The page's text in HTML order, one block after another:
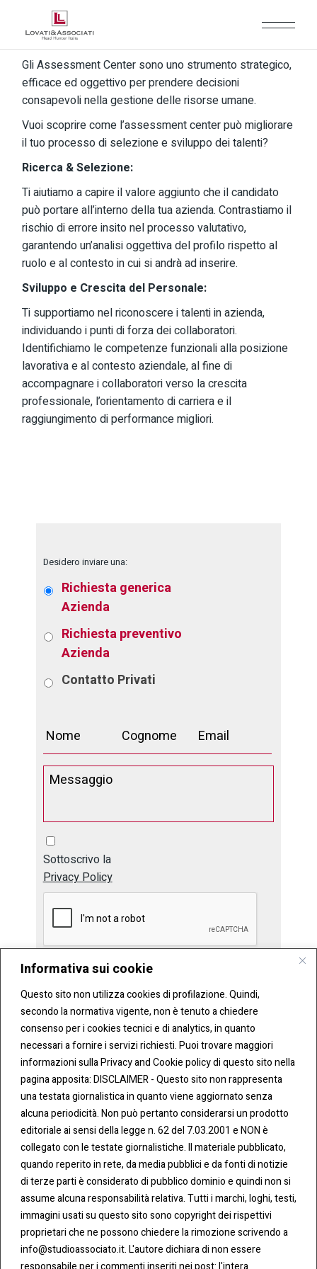
Informativa sui cookie
Questo sito non utilizza cookies di profilazione. Quindi,
secondo la normativa vigente, non è tenuto a chiedere
consenso per i cookies tecnici e di analytics, in quanto
necessari a fornire i servizi richiesti. Puoi trovare maggiori
informazioni sulla Privacy and Cookie policy di questo sito nella
pagina apposita: DISCLAIMER - Questo sito non rappresenta
una testata giornalistica in quanto viene aggiornato senza
alcuna periodicità. Non può pertanto considerarsi un prodotto
editoriale ai sensi della legge n. 62 del 7.03.2001 e NON è
collegato con le testate giornalistiche. Il materiale pubblicato,
quando reperito in rete, da media pubblici e da fonti di notizie
di terze parti è considerato di pubblico dominio e quindi non si
assume alcuna responsabilità relativa. Tutti i marchi, loghi, testi,
immagini usati su questo sito sono copyright dei rispettivi
proprietari che ne possono chiedere la rimozione scrivendo a
info@studioassociato.it. L'autore dichiara di non essere
Gli Assessment Center sono uno strumento strategico,
efficace ed oggettivo per prendere decisioni
consapevoli nella gestione delle risorse umane.
Vuoi scoprire come l’assessment center può migliorare
il tuo processo di selezione e sviluppo dei talenti?
Ricerca & Selezione:
Ti aiutiamo a capire il valore aggiunto che il candidato
può portare all’interno della tua azienda. Contrastiamo il
rischio di errore insito nel processo valutativo,
garantendo un’analisi oggettiva del profilo rispetto al
ruolo e al contesto in cui si andrà ad inserire.
Sviluppo e Crescita del Personale:
Ti supportiamo nel riconoscere i talenti in azienda,
individuando i punti di forza dei collaboratori.
Identifichiamo le competenze funzionali alla posizione
lavorativa e al contesto aziendale, al fine di
accompagnare i collaboratori verso la crescita
professionale, l’orientamento di carriera e il
raggiungimento di performance migliori.
Desidero inviare una:
Richiesta generica
Azienda
Richiesta preventivo
Azienda
Contatto Privati
Sottoscrivo la
Privacy Policy
CONT
ATTI
Tel:
0283438.482
Fax:
0283438.483
mail:
info@studioassociato.it
COO
KIE &
PRIV
ACY
Cookie
Policy
Privacy
Policy